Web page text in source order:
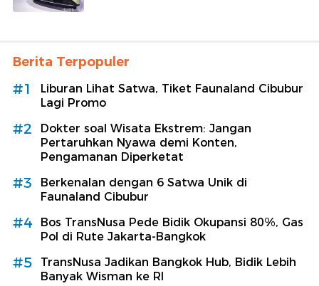
Berita Terpopuler
#1
Liburan Lihat Satwa, Tiket Faunaland Cibubur
Lagi Promo
#2
Dokter soal Wisata Ekstrem: Jangan
Pertaruhkan Nyawa demi Konten,
Pengamanan Diperketat
#3
Berkenalan dengan 6 Satwa Unik di
Faunaland Cibubur
#4
Bos TransNusa Pede Bidik Okupansi 80%, Gas
Pol di Rute Jakarta-Bangkok
#5
TransNusa Jadikan Bangkok Hub, Bidik Lebih
Banyak Wisman ke RI